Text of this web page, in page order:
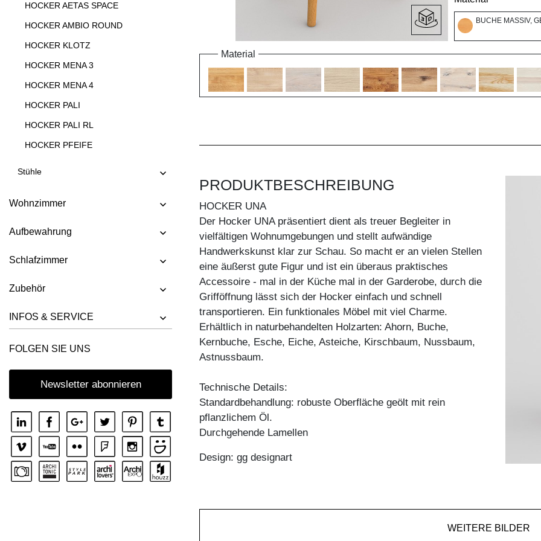
HOCKER AETAS SPACE
HOCKER AMBIO ROUND
HOCKER KLOTZ
HOCKER MENA 3
HOCKER MENA 4
HOCKER PALI
HOCKER PALI RL
HOCKER PFEIFE
HOCKER TANTUM BAR
HOCKER TUBER
HOCKER UNA
Stühle
Wohnzimmer
Aufbewahrung
Schlafzimmer
Zubehör
INFOS & SERVICE
FOLGEN SIE UNS
Newsletter abonnieren
BUCHE MASSIV,
Material
PRODUKTBESCHREIBUNG
HOCKER UNA
Der Hocker UNA präsentiert dient als treuer Begleiter in
vielfältigen Wohnumgebungen und stellt aufwändige
Handwerkskunst klar zur Schau. So macht er an vielen Stellen
eine äußerst gute Figur und ist ein überaus praktisches
Accessoire - mal in der Küche mal in der Garderobe, durch die
Grifföffnung lässt sich der Hocker einfach und schnell
transportieren. Ein funktionales Möbel mit viel Charme.
Erhältlich in naturbehandelten Holzarten: Ahorn, Buche,
Kernbuche, Esche, Eiche, Asteiche, Kirschbaum, Nussbaum,
Astnussbaum.
Technische Details:
Standardbehandlung: robuste Oberfläche geölt mit rein
pflanzlichem Öl.
Durchgehende Lamellen
Design: gg designart
WEITERE BILDER